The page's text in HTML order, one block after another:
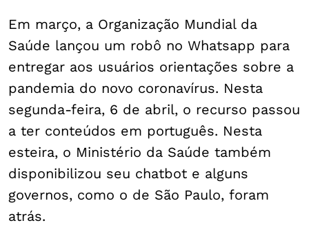
Em março, a Organização Mundial da
Saúde lançou um robô no Whatsapp para
entregar aos usuários orientações sobre a
pandemia do novo coronavírus. Nesta
segunda-feira, 6 de abril, o recurso passou
a ter conteúdos em português. Nesta
esteira, o Ministério da Saúde também
disponibilizou seu chatbot e alguns
governos, como o de São Paulo, foram
atrás.